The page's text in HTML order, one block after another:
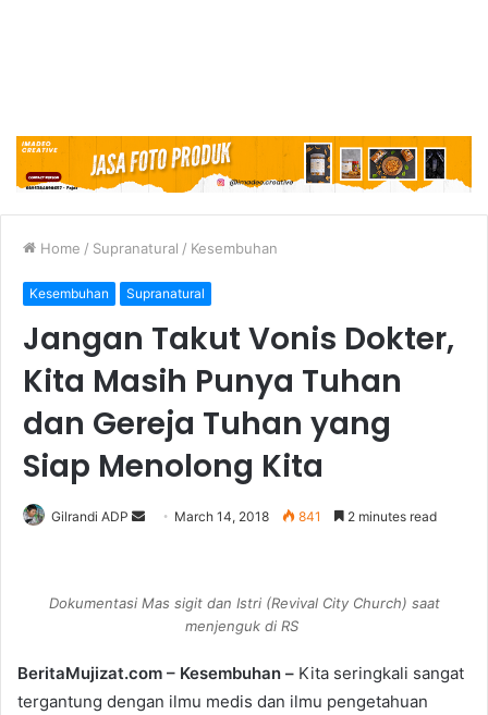
Home / Supranatural / Kesembuhan
Kesembuhan Supranatural
Jangan Takut Vonis Dokter,
Kita Masih Punya Tuhan
dan Gereja Tuhan yang
Siap Menolong Kita
Gilrandi ADP
d
e
m
March 14, 2018 841 2 minutes read
Dokumentasi Mas sigit dan Istri (Revival City Church) saat
menjenguk di RS
BeritaMujizat.com – Kesembuhan – Kita seringkali sangat
tergantung dengan ilmu medis dan ilmu pengetahuan